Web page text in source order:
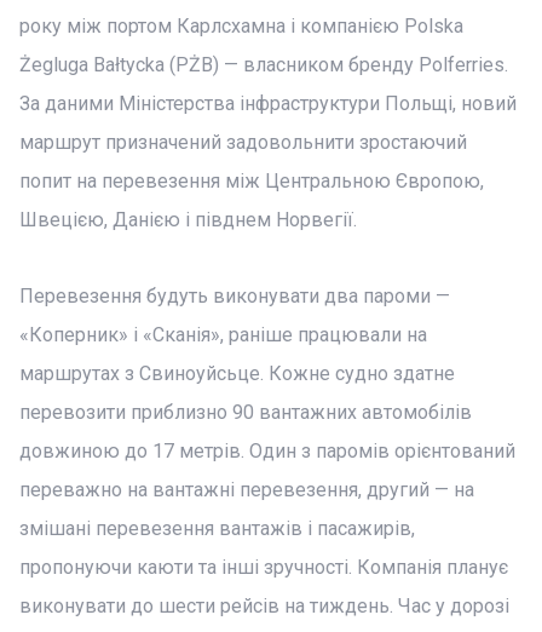
року між портом Карлсхамна і компанією Polska
Żegluga Bałtycka (PŻB) — власником бренду Polferries.
За даними Міністерства інфраструктури Польщі, новий
маршрут призначений задовольнити зростаючий
попит на перевезення між Центральною Європою,
Швецією, Данією і півднем Норвегії.
Перевезення будуть виконувати два пароми —
«Коперник» і «Сканія», раніше працювали на
маршрутах з Свиноуйсьце. Кожне судно здатне
перевозити приблизно 90 вантажних автомобілів
довжиною до 17 метрів. Один з паромів орієнтований
переважно на вантажні перевезення, другий — на
змішані перевезення вантажів і пасажирів,
пропонуючи каюти та інші зручності. Компанія планує
виконувати до шести рейсів на тиждень. Час у дорозі